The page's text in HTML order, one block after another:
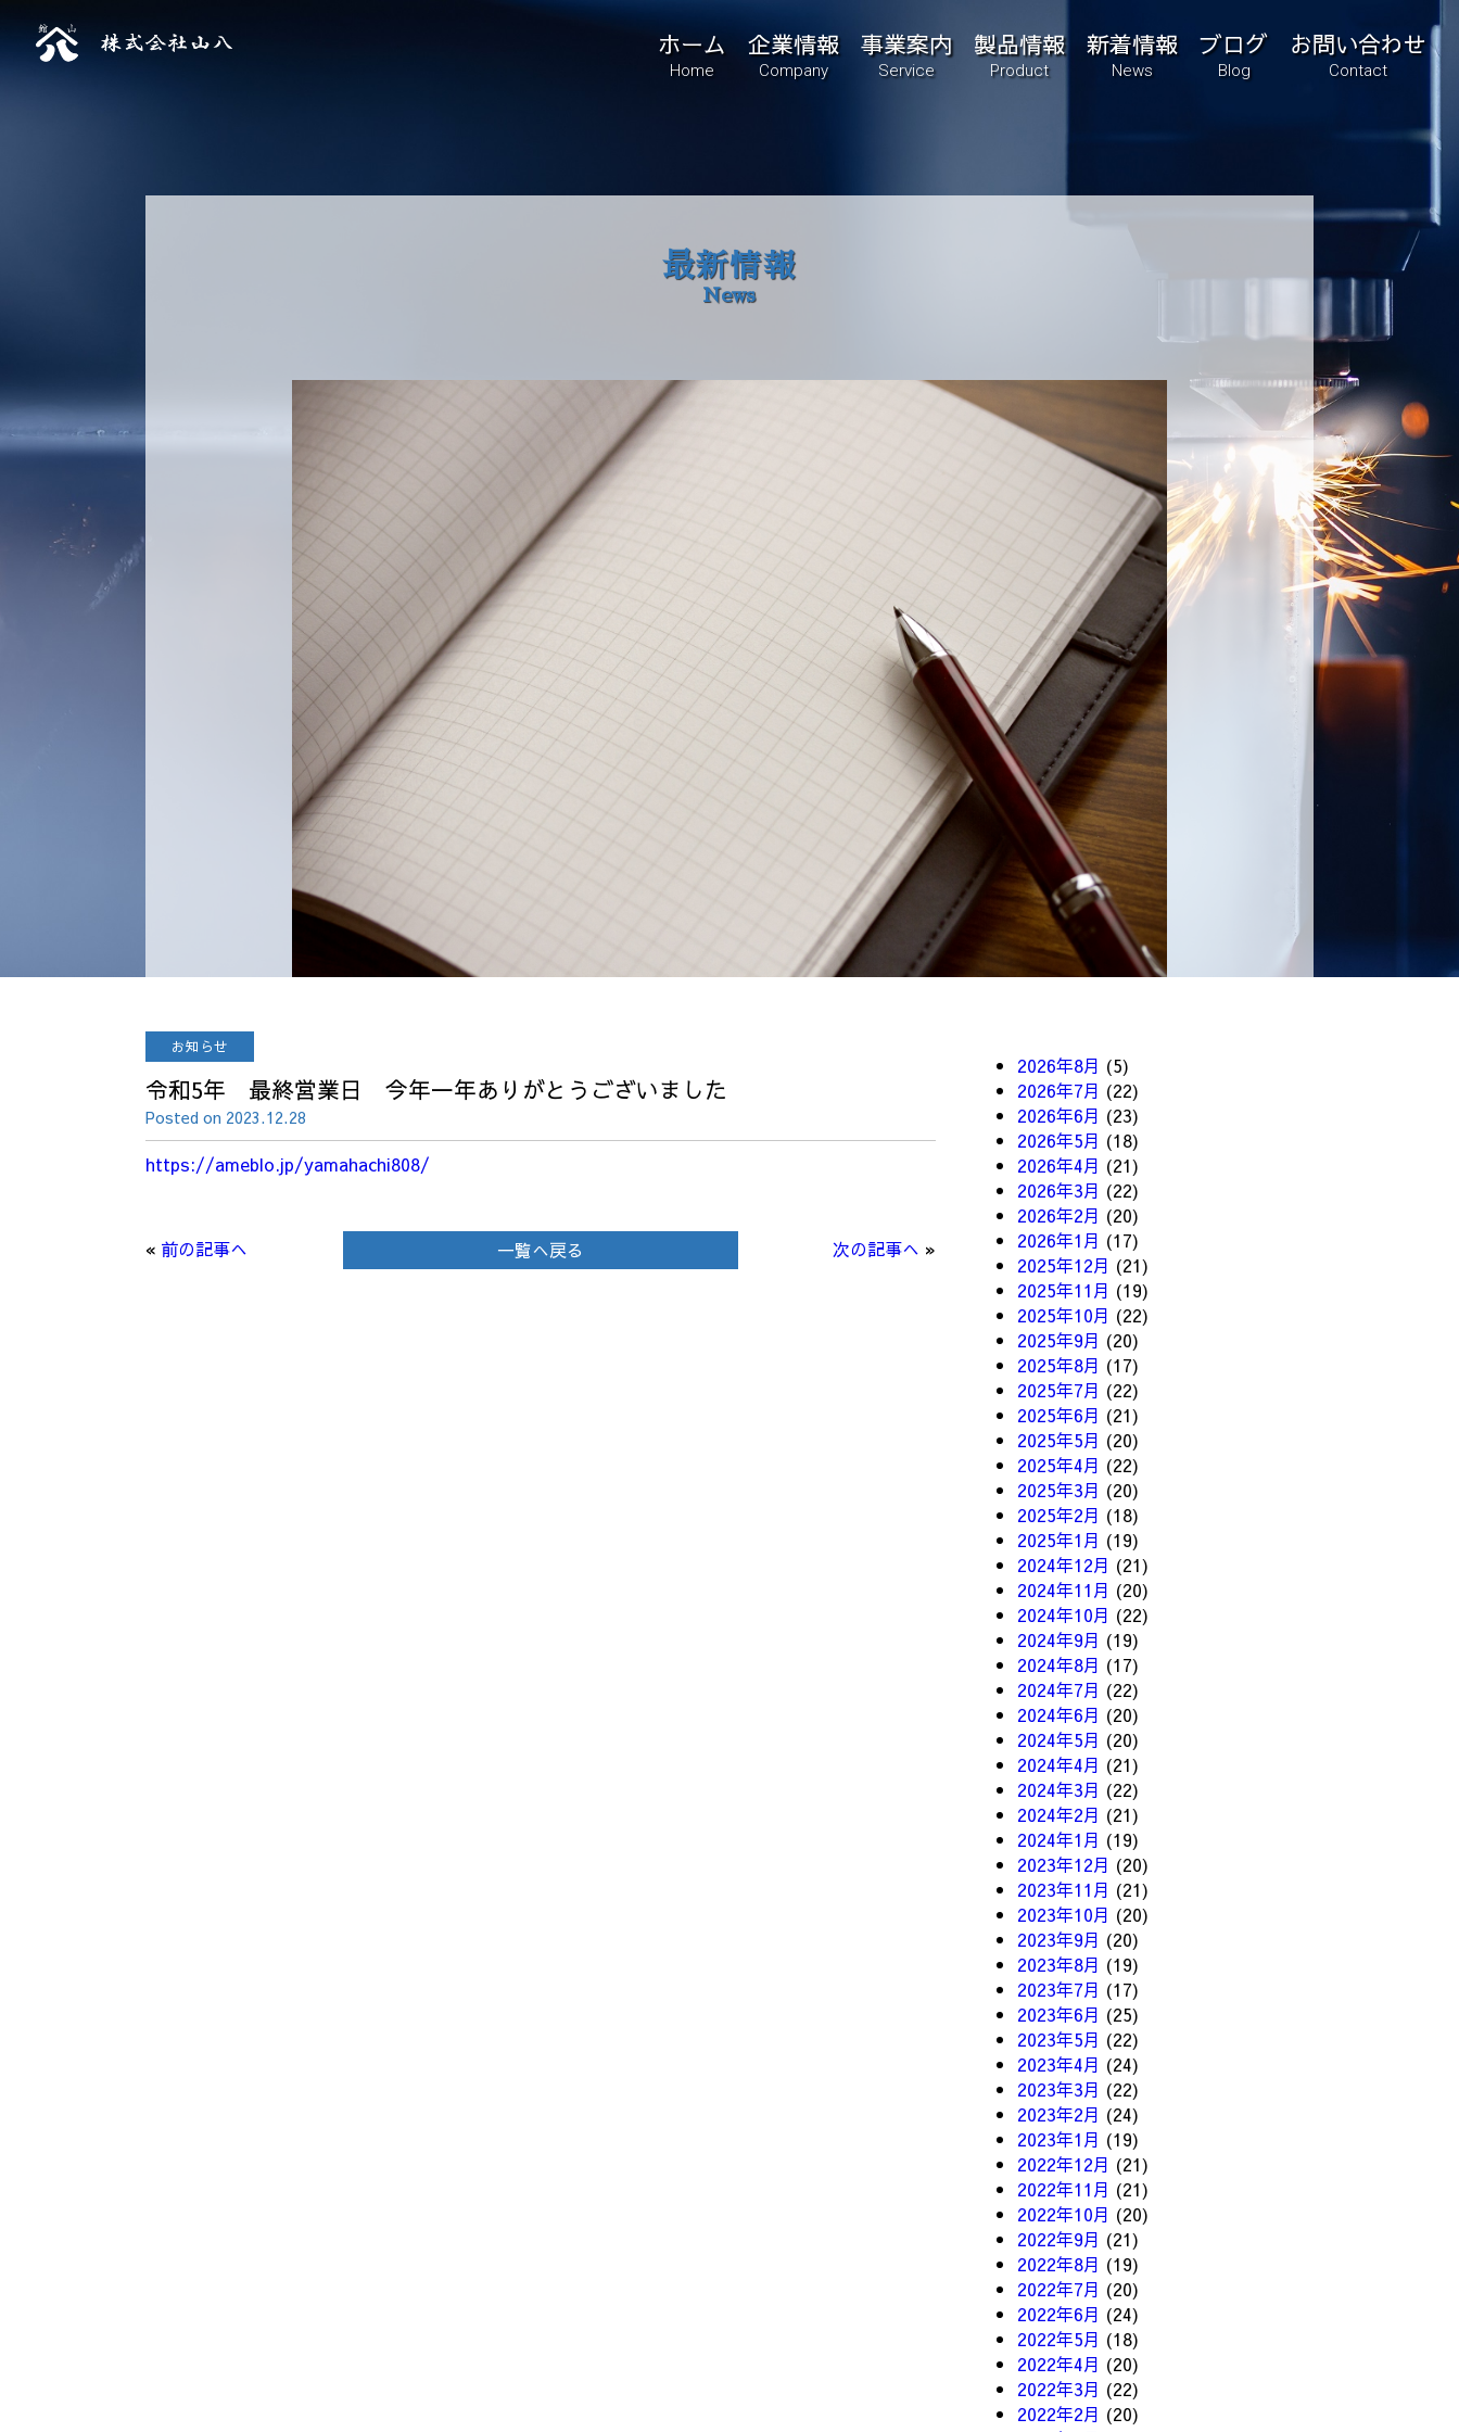
ホーム
Home
企業情報
Company
事業案内
Service
製品情報
Product
新着情報
News
ブログ
Blog
お問い合わせ
Contact
最新情報
News
お知らせ
令和5年 最終営業日 今年一年ありがとうございました
Posted on 2023.12.28
https://ameblo.jp/yamahachi808/
« 前の記事へ 一覧へ戻る 次の記事へ »
2026年8月 (5)
2026年7月 (22)
2026年6月 (23)
2026年5月 (18)
2026年4月 (21)
2026年3月 (22)
2026年2月 (20)
2026年1月 (17)
2025年12月 (21)
2025年11月 (19)
2025年10月 (22)
2025年9月 (20)
2025年8月 (17)
2025年7月 (22)
2025年6月 (21)
2025年5月 (20)
2025年4月 (22)
2025年3月 (20)
2025年2月 (18)
2025年1月 (19)
2024年12月 (21)
2024年11月 (20)
2024年10月 (22)
2024年9月 (19)
2024年8月 (17)
2024年7月 (22)
2024年6月 (20)
2024年5月 (20)
2024年4月 (21)
2024年3月 (22)
2024年2月 (21)
2024年1月 (19)
2023年12月 (20)
2023年11月 (21)
2023年10月 (20)
2023年9月 (20)
2023年8月 (19)
2023年7月 (17)
2023年6月 (25)
2023年5月 (22)
2023年4月 (24)
2023年3月 (22)
2023年2月 (24)
2023年1月 (19)
2022年12月 (21)
2022年11月 (21)
2022年10月 (20)
2022年9月 (21)
2022年8月 (19)
2022年7月 (20)
2022年6月 (24)
2022年5月 (18)
2022年4月 (20)
2022年3月 (22)
2022年2月 (20)